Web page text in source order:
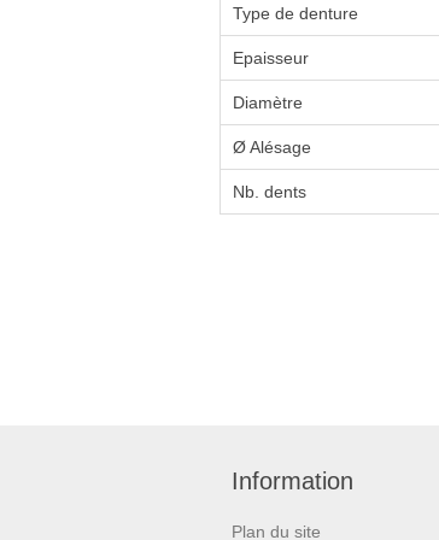
Type de denture
Epaisseur
Diamètre
Ø Alésage
Nb. dents
Information
Plan du site